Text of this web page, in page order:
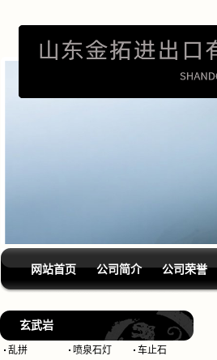
网站首页 公司简介 公司荣誉
玄武岩
乱拼 喷泉石灯
车止石